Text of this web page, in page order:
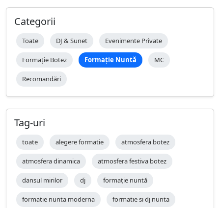
Categorii
Toate DJ & Sunet Evenimente Private
Formație Botez Formație Nuntă MC
Recomandări
Tag-uri
toate alegere formatie atmosfera botez
atmosfera dinamica atmosfera festiva botez
dansul mirilor dj formație nuntă
formatie nunta moderna formatie si dj nunta